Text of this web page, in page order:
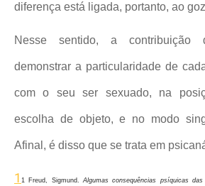
diferença está ligada, portanto, ao
Nesse sentido, a contribuição
demonstrar a particularidade de
com o seu ser sexuado, na
escolha de objeto, e no modo
Afinal, é disso que se trata em
1 1 Freud, Sigmund.Algumas consequências psíquicas